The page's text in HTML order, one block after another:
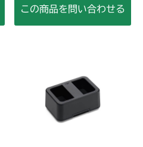
この商品を問い合わせる